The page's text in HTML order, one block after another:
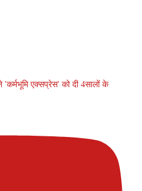
'कर्मभूमि एक्सप्रेस' को दी 4सालों के